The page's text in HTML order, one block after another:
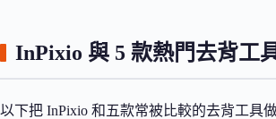
InPixio 與 5 款熱門去背工
以下把 InPixio 和五款常被比較的去背工具